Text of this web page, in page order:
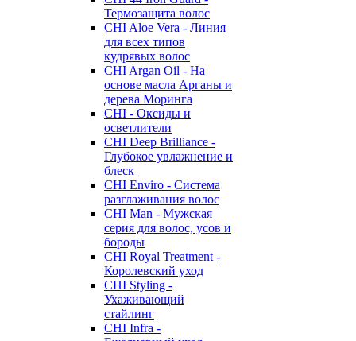
Термозащита волос
CHI Aloe Vera - Линия
для всех типов
кудрявых волос
CHI Argan Oil - На
основе масла Арганы и
дерева Моринга
CHI - Оксиды и
осветлители
CHI Deep Brilliance -
Глубокое увлажнение и
блеск
CHI Enviro - Система
разглаживания волос
CHI Man - Мужская
серия для волос, усов и
бороды
CHI Royal Treatment -
Королевский уход
CHI Styling -
Ухаживающий
стайлинг
CHI Infra -